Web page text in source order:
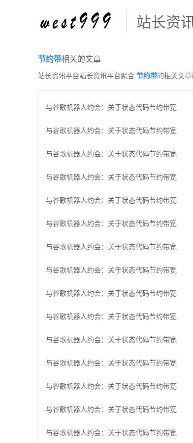
站长资
节约带相关的文章
站长资讯平台站长资讯平台聚合 节约带的相关文
与谷歌机器人约会：关于状态代码节约带宽
与谷歌机器人约会：关于状态代码节约带宽
与谷歌机器人约会：关于状态代码节约带宽
与谷歌机器人约会：关于状态代码节约带宽
与谷歌机器人约会：关于状态代码节约带宽
与谷歌机器人约会：关于状态代码节约带宽
与谷歌机器人约会：关于状态代码节约带宽
与谷歌机器人约会：关于状态代码节约带宽
与谷歌机器人约会：关于状态代码节约带宽
与谷歌机器人约会：关于状态代码节约带宽
与谷歌机器人约会：关于状态代码节约带宽
与谷歌机器人约会：关于状态代码节约带宽
与谷歌机器人约会：关于状态代码节约带宽
与谷歌机器人约会：关于状态代码节约带宽
与谷歌机器人约会：关于状态代码节约带宽